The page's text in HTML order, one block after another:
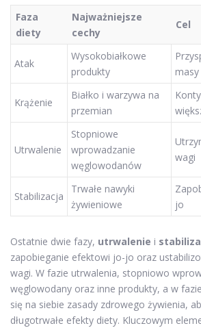
Faza
diety
Najważniejsze
cechy
Cel
Atak
Wysokobiałkowe
produkty
masy
Krążenie
Białko i warzywa na
przemian
Utrwalenie
Stopniowe
wprowadzanie
węglowodanów
wagi
Stabilizacja
Trwałe nawyki
żywieniowe
jo
Ostatnie dwie fazy, utrwalenie i
zapobieganie efektowi jo-jo oraz
wagi. W fazie utrwalenia, stopniowo
węglowodany oraz inne produkty, a w
się na siebie zasady zdrowego żywienia,
długotrwałe efekty diety. Kluczowym